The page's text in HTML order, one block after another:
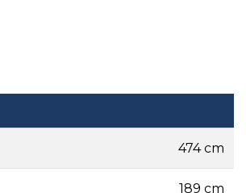
474 cm
189 cm